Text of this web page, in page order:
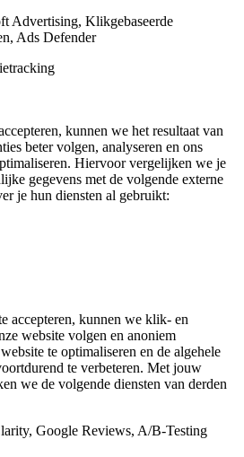
Advertising, Klikgebaseerde
Ads Defender
kunnen we het resultaat van
beter volgen, analyseren en ons
Hiervoor vergelijken we je
gegevens met de volgende externe
je hun diensten al gebruikt:
accepteren, kunnen we klik- en
website volgen en anoniem
te optimaliseren en de algehele
te verbeteren. Met jouw
we de volgende diensten van derden
Google Reviews, A/B-Testing